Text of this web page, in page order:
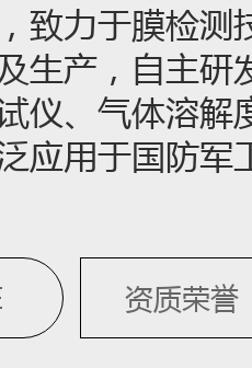
致力于膜检测
生产，自主研
仪、气体溶解
应用于国防军
资质荣誉